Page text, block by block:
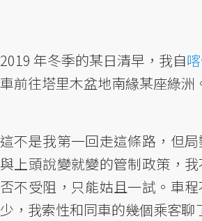
2019 年冬季的某日清早，我自
車前往塔里木盆地南緣某座綠洲
這不是我第一回走這條路，但
與上頭說變就變的管制政策，
否不受阻，只能姑且一試。車
少，我索性和同車的幾個乘客聊